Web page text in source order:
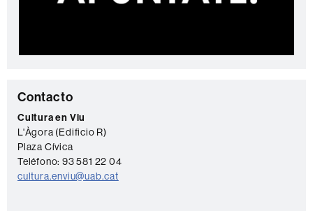
C
o
n
t
a
Contacto
Cultura en Viu
L'Àgora (Edificio R)
Plaza Cívica
Teléfono: 93 581 22 04
cultura.enviu@uab.cat